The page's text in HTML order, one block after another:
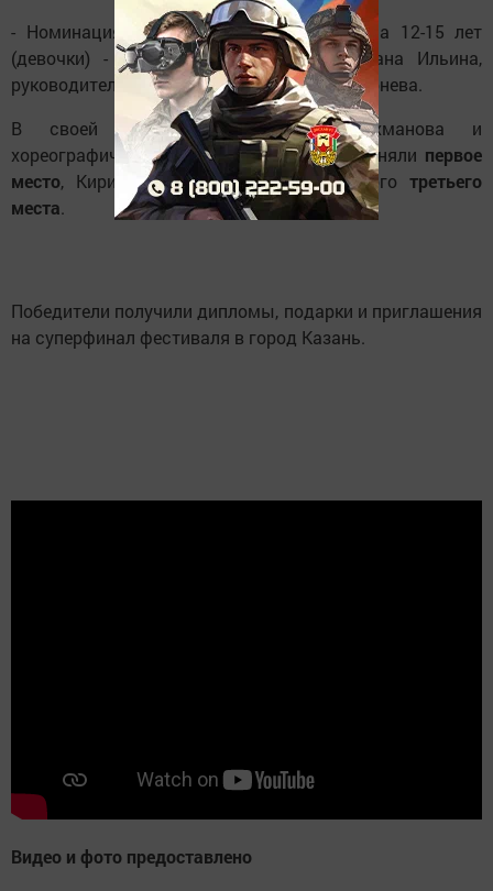
- Номинация «Вокал-соло» средняя группа 12-15 лет
(девочки) - Варвара Ведерникова и Диана Ильина,
руководитель Халида Мухамедовна Шестернева.
В своей номинации Алия Абдурахманова и
хореографический ансамбль «Колибри» заняли первое
место, Кирилл Иванов удостоен почетного третьего
места.
Победители получили дипломы, подарки и приглашения
на суперфинал фестиваля в город Казань.
Видео и фото предоставлено